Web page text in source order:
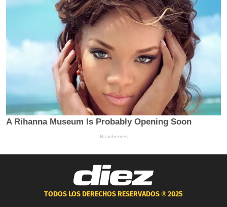
TODOS LOS DERECHOS RESERVADOS ®2025